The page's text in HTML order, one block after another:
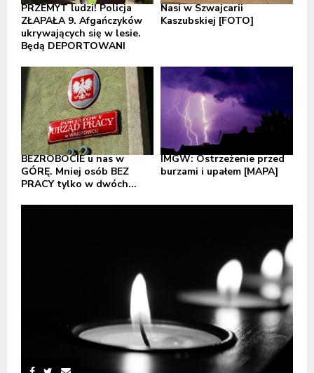
PRZEMYT ludzi! Policja
ZŁAPAŁA 9. Afgańczyków
ukrywających się w lesie.
Będą DEPORTOWANI
Nasi w Szwajcarii
Kaszubskiej [FOTO]
BEZROBOCIE u nas w
GÓRĘ. Mniej osób BEZ
PRACY tylko w dwóch...
IMGW: Ostrzeżenie przed
burzami i upałem [MAPA]